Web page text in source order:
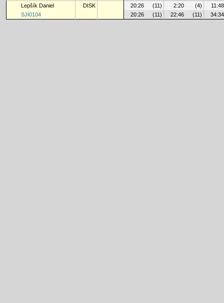
Lepšík Daniel
DISK 20:26 (11) 2:20 (4)
11:48
SJI0104
20:26 (11) 22:46 (11) 34:34